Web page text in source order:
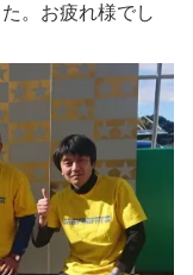
。お疲れ様でし